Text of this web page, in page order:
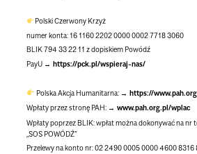
Polski Czerwony Krzyż
numer konta: 16 1160 2202 0000 0002 7718 3060
BLIK 794 33 22 11 z dopiskiem Powódź
PayU
https://pck.pl/wspieraj-nas/
Polska Akcja Humanitarna:
https://
Wpłaty przez stronę PAH:
www.pah.org.pl/wplac
Wpłaty poprzez BLIK: wpłat można dokonywać na nr
„SOS POWÓDŹ”
Przelewy na konto nr: 02 2490 0005 0000 4600 8316